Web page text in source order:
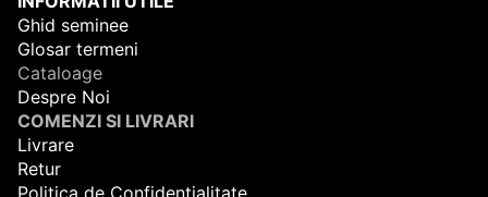
Ghid seminee
Glosar termeni
Cataloage
Despre Noi
COMENZI SI LIVRARI
Livrare
Retur